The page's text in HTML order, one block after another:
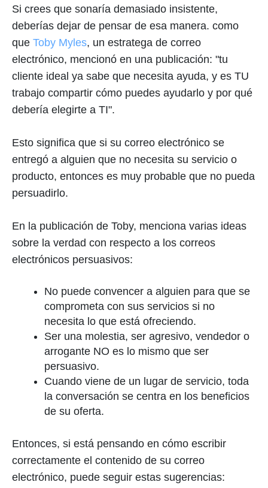
Si crees que sonaría demasiado insistente,
deberías dejar de pensar de esa manera. como
que Toby Myles, un estratega de correo
electrónico, mencionó en una publicación: "tu
cliente ideal ya sabe que necesita ayuda, y es TU
trabajo compartir cómo puedes ayudarlo y por qué
debería elegirte a TI".
Esto significa que si su correo electrónico se
entregó a alguien que no necesita su servicio o
producto, entonces es muy probable que no pueda
persuadirlo.
En la publicación de Toby, menciona varias ideas
sobre la verdad con respecto a los correos
electrónicos persuasivos:
No puede convencer a alguien para que se
comprometa con sus servicios si no
necesita lo que está ofreciendo.
Ser una molestia, ser agresivo, vendedor o
arrogante NO es lo mismo que ser
persuasivo.
Cuando viene de un lugar de servicio, toda
la conversación se centra en los beneficios
de su oferta.
Entonces, si está pensando en cómo escribir
correctamente el contenido de su correo
electrónico, puede seguir estas sugerencias: